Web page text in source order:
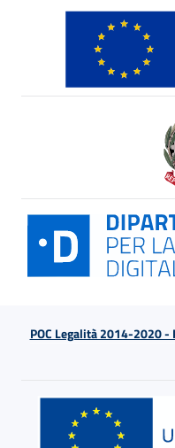
POC Legalità 2014-2020